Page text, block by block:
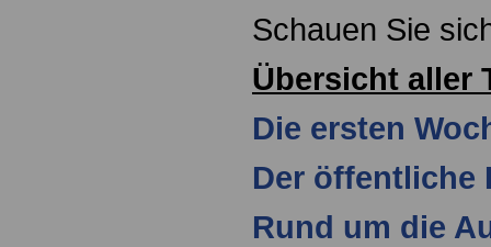
Schauen Sie
Übersicht aller
Die ersten
Der öffentliche
Rund um die